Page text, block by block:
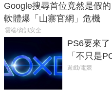
Google搜尋首位竟然是假
軟體爆「山寨官網」危機
雲端/資訊安全
PS6要來
「不只是
廳、進軍電
遊戲/電競